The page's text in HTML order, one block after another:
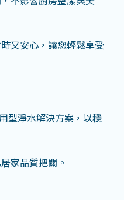
又安心，讓您輕鬆享受
型淨水解決方案，以穩
家品質把關。